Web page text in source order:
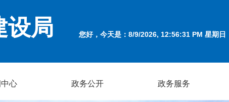
设局 您好，今天是： 8/9/2026, 12:56:31 PM 星期日
心 政务公开 政务服务